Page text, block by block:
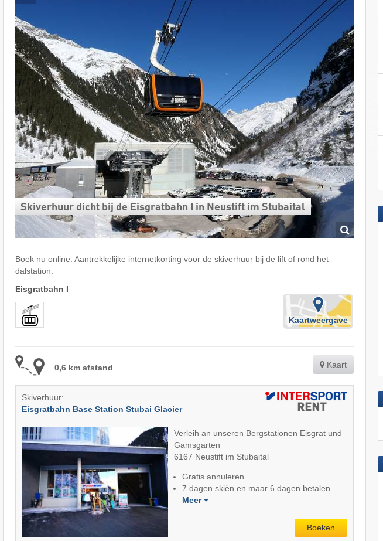
Skiverhuur dicht bij de Eisgratbahn I in Neustift im Stubaital
Boek nu online. Aantrekkelijke internetkorting voor de skiverhuur bij de lift of rond het
dalstation:
Eisgratbahn I
Kaartweergave
0,6 km afstand Kaart
Skiverhuur:
Eisgratbahn Base Station Stubai Glacier
Verleih an unseren Bergstationen Eisgrat und
Gamsgarten
6167 Neustift im Stubaital
Gratis annuleren
7 dagen skiën en maar 6 dagen betalen
Meer
Boeken